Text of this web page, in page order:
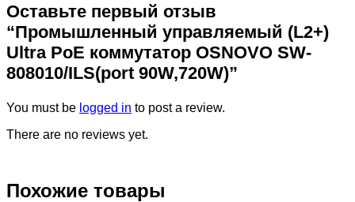
Оставьте первый отзыв
“Промышленный управляемый (L2+)
Ultra PoE коммутатор OSNOVO SW-
808010/ILS(port 90W,720W)”
You must be logged in to post a review.
There are no reviews yet.
Похожие товары